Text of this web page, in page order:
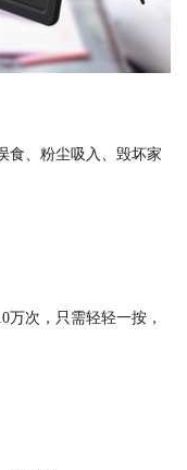
食、粉尘吸入、毁坏家
万次，只需轻轻一按，